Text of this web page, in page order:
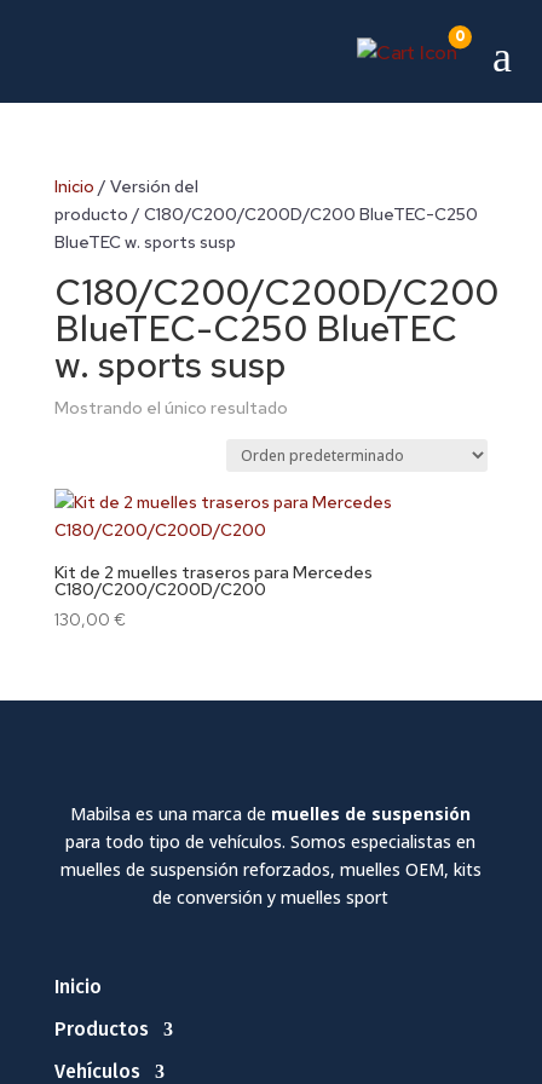
0 a
Inicio / Versión del
producto / C180/C200/C200D/C200 BlueTEC-C250
BlueTEC w. sports susp
C180/C200/C200D/C200
BlueTEC-C250 BlueTEC
w. sports susp
Mostrando el único resultado
Kit de 2 muelles traseros para Mercedes
C180/C200/C200D/C200
130,00 €
Mabilsa es una marca de muelles de suspensión
para todo tipo de vehículos. Somos especialistas en
muelles de suspensión reforzados, muelles OEM, kits
de conversión y muelles sport
Inicio
Productos
Vehículos